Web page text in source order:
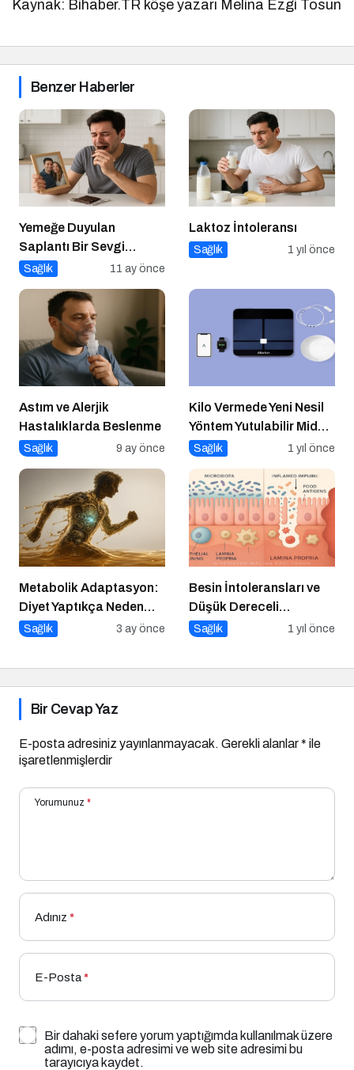
Kaynak: Bihaber.TR köşe yazarı Melina Ezgi Tosun
Benzer Haberler
Yemeğe Duyulan
Saplantı Bir Sevgi
İhtiyacıdır
Sağlık 11 ay önce
Laktoz İntoleransı
Sağlık 1 yıl önce
Astım ve Alerjik
Hastalıklarda Beslenme
Sağlık 9 ay önce
Kilo Vermede Yeni Nesil
Yöntem Yutulabilir Mide
Balonu ile Ameliyatsız
Çözüm
Sağlık 1 yıl önce
Metabolik Adaptasyon:
Diyet Yaptıkça Neden
Kilo Vermek Zorlaşır?
Sağlık 3 ay önce
Besin İntoleransları ve
Düşük Dereceli
Enflamasyonun Kronik
Sağlık 1 yıl önce
Bir Cevap Yaz
E-posta adresiniz yayınlanmayacak. Gerekli alanlar* ile
işaretlenmişlerdir
Yorumunuz *
Adınız *
E-Posta*
Bir dahaki sefere yorum yaptığımda kullanılmak üzere
adımı, e-posta adresimi ve web site adresimi bu
tarayıcıya kaydet.